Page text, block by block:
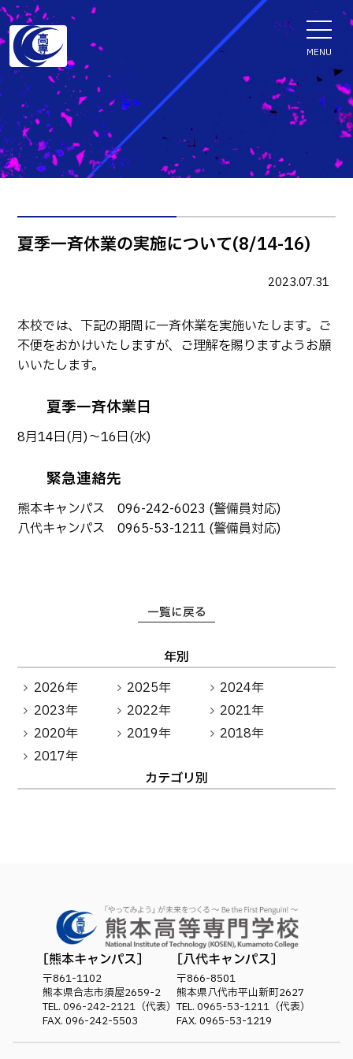
夏季一斉休業の実施について(8/14-16)
2023.07.31
本校では、下記の期間に一斉休業を実施いたします。ご
不便をおかけいたしますが、ご理解を賜りますようお願
いいたします。
夏季一斉休業日
8月14日(月)～16日(水)
緊急連絡先
熊本キャンパス 096-242-6023 (警備員対応)
八代キャンパス 0965-53-1211 (警備員対応)
一覧に戻る
年別
2026年
2025年
2024年
2023年
2022年
2021年
2020年
2019年
2018年
2017年
カテゴリ別
熊本キャンパス
〒861-1102
熊本県合志市須屋2659-2
TEL. 096-242-2121 （代表）
FAX. 096-242-5503
八代キャンパス
〒866-8501
熊本県八代市平山新町2627
TEL. 0965-53-1211 （代表）
FAX. 0965-53-1219
MENU
ENGLISH
学科・専攻科
電子情報学系学科
知能制御情報工学科
情報工学科
建築社会デザイン工学科
生物化学システム工学科
電子情報システム工学専攻
生産システム工学専攻
入試情報
パンフレット・紹介動画
Webオープンキャンパス
進学の手引き
入学料および授業料
熊本高専が運用するWebサイト・SNS・動画チャネ
ル等
イベント
教員紹介
パンフレット・紹介動画
国際交流
活動報告
ご寄付・ネーミングライ
ツ等
その他
在校生・保護者の方へ
卒業生の方へ
教職員向け